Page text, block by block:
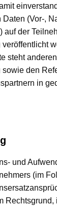
(Vor-,
auf der
veröffentlicht
steht
sowie den
in
und
(im